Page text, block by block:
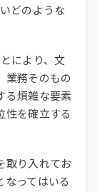
どのような
により、文
業務そのもの
る煩雑な要素
性を確立する
取り入れてお
なってはいる